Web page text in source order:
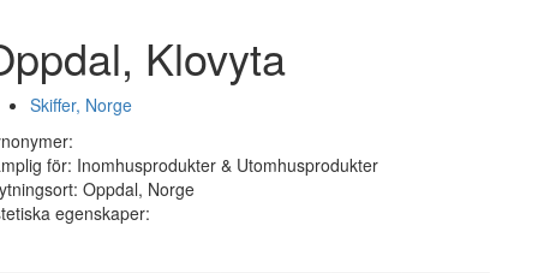
Klovyta
Skiffer, Norge
för: Inomhusprodukter & Utomhusprodukter
Oppdal, Norge
egenskaper: